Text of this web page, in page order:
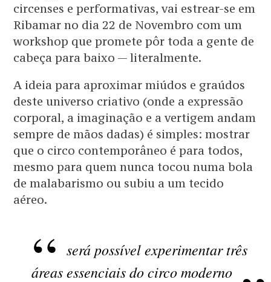
circenses e performativas, vai estrear-se em
Ribamar no dia 22 de Novembro com um
workshop que promete pôr toda a gente de
cabeça para baixo — literalmente.
A ideia para aproximar miúdos e graúdos
deste universo criativo (onde a expressão
corporal, a imaginação e a vertigem andam
sempre de mãos dadas) é simples: mostrar
que o circo contemporâneo é para todos,
mesmo para quem nunca tocou numa bola
de malabarismo ou subiu a um tecido
aéreo.
será possível experimentar três
áreas essenciais do circo moderno